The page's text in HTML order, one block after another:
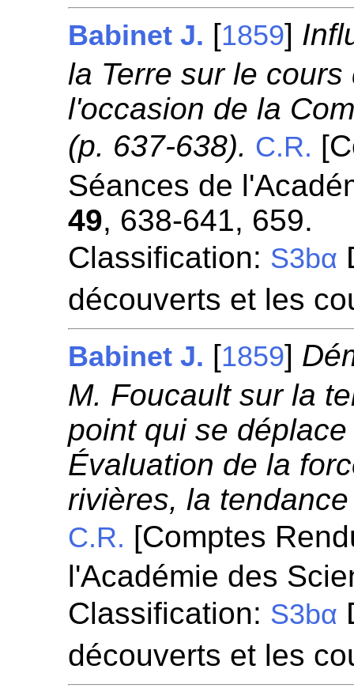
Babinet J. [1859]
la Terre sur le
l'occasion de la
(p. 637-638). C.R.
Séances de
49, 638-641, 659.
Classification: S3bα
découverts et les
Babinet J. [1859]
M. Foucault sur la
point qui se
Évaluation de la
rivières, la
C.R. [Comptes
l'Académie des
Classification: S3bα
découverts et les